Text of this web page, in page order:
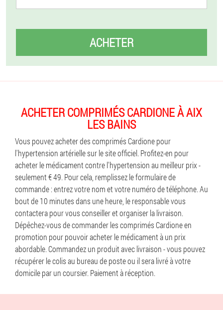
ACHETER
ACHETER COMPRIMÉS CARDIONE À AIX
LES BAINS
Vous pouvez acheter des comprimés Cardione pour
l'hypertension artérielle sur le site officiel. Profitez-en pour
acheter le médicament contre l'hypertension au meilleur prix -
seulement € 49. Pour cela, remplissez le formulaire de
commande : entrez votre nom et votre numéro de téléphone. Au
bout de 10 minutes dans une heure, le responsable vous
contactera pour vous conseiller et organiser la livraison.
Dépêchez-vous de commander les comprimés Cardione en
promotion pour pouvoir acheter le médicament à un prix
abordable. Commandez un produit avec livraison - vous pouvez
récupérer le colis au bureau de poste ou il sera livré à votre
domicile par un coursier. Paiement à réception.